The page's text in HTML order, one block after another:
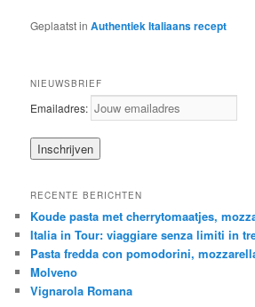
Geplaatst in Authentiek Italiaans recept
NIEUWSBRIEF
Emailadres:
RECENTE BERICHTEN
Koude pasta met cherrytomaatjes,
Italia in Tour: viaggiare senza limiti in
Pasta fredda con pomodorini,
Molveno
Vignarola Romana